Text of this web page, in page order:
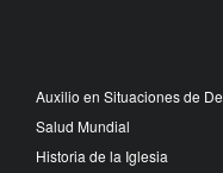
Auxilio en Situaciones de
Salud Mundial
Historia de la Iglesia